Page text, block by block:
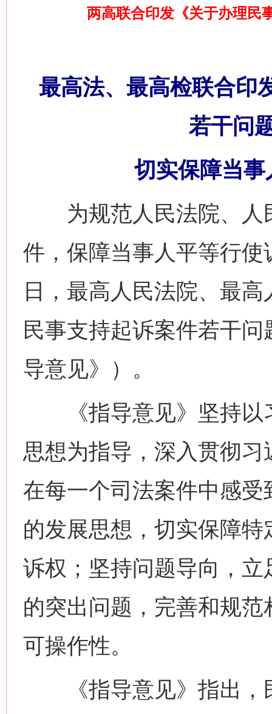
两高联合印发《关于办理民
最高法、最高检联合印
若干问
切实保障当
为规范人民法院、人
件，保障当事人平等行
日，最高人民法院、最
民事支持起诉案件若干
导意见》）。
《指导意见》坚持以
思想为指导，深入贯彻
在每一个司法案件中感
的发展思想，切实保障
诉权；坚持问题导向，
的突出问题，完善和规
可操作性。
《指导意见》指出，